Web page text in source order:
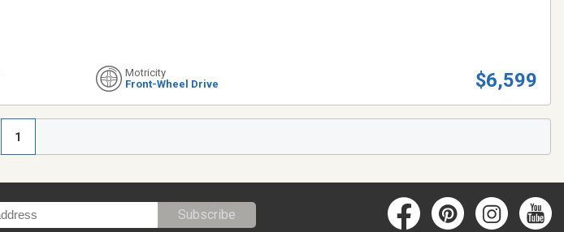
Motricity
Front-Wheel Drive
$6,599
1
Subscribe